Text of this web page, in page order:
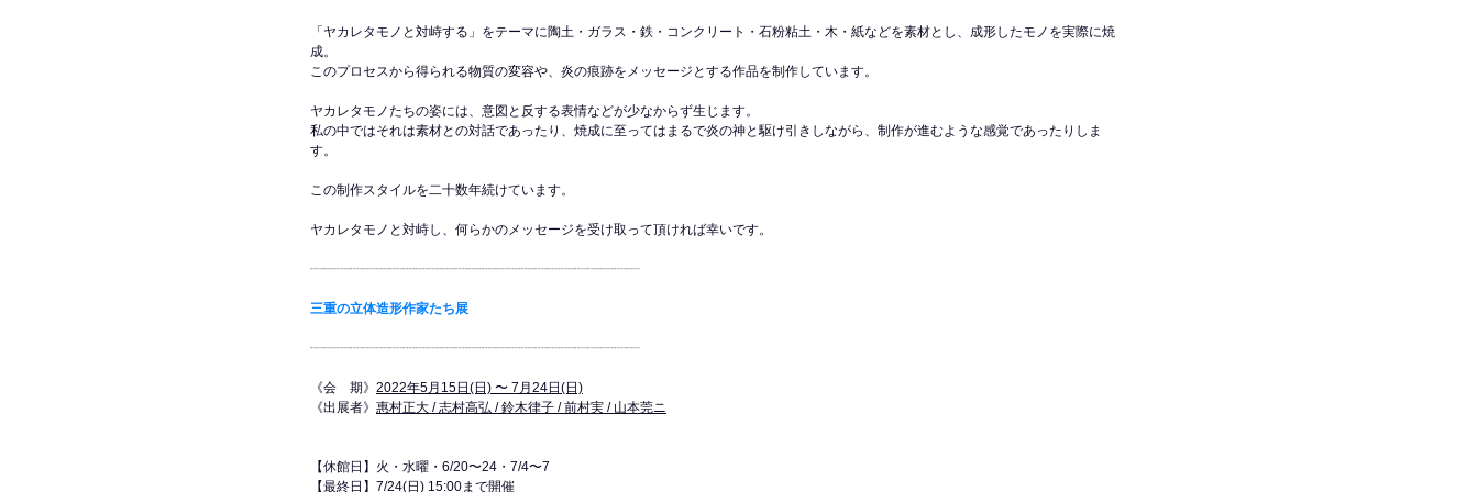
「ヤカレタモノと対峙する」をテーマに陶土・ガラス・鉄・コンクリート・石粉粘土・木・紙などを素材とし、成形したモノを実際に焼
成。
このプロセスから得られる物質の変容や、炎の痕跡をメッセージとする作品を制作しています。
ヤカレタモノたちの姿には、意図と反する表情などが少なからず生じます。
私の中ではそれは素材との対話であったり、焼成に至ってはまるで炎の神と駆け引きしながら、制作が進むような感覚であったりしま
す。
この制作スタイルを二十数年続けています。
ヤカレタモノと対峙し、何らかのメッセージを受け取って頂ければ幸いです。
┈┈┈┈┈┈┈┈┈┈┈┈┈┈┈┈┈┈┈┈┈┈┈┈┈
三重の立体造形作家たち展
┈┈┈┈┈┈┈┈┈┈┈┈┈┈┈┈┈┈┈┈┈┈┈┈┈
《会　期》 2022年5月15日(日) 〜 7月24日(日)
《出展者》 惠村正大 / 志村高弘 / 鈴木律子 / 前村実 / 山本莞ニ
【休館日】火・水曜・6/20〜24・7/4〜7
【最終日】7/24(日) 15:00まで開催